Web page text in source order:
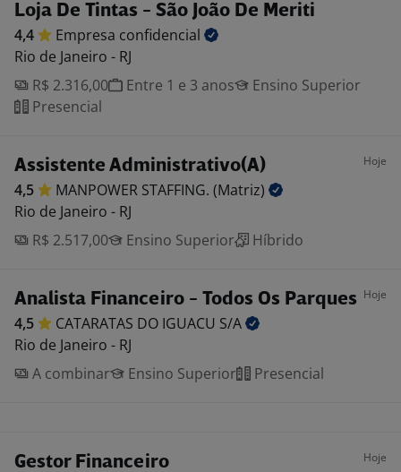
Loja De Tintas - São João De Meriti
4,4 Empresa confidencial
Rio de Janeiro - RJ
R$ 2.316,00
Entre 1 e 3 anos
Ensino Superior
Presencial
Assistente Administrativo(A) Hoje
4,5 MANPOWER STAFFING. (Matriz)
Rio de Janeiro - RJ
R$ 2.517,00
Ensino Superior Híbrido
Analista Financeiro - Todos Os Parques Hoje
4,5 CATARATAS DO IGUACU S/A
Rio de Janeiro - RJ
A combinar
Ensino Superior Presencial
Gestor Financeiro Hoje